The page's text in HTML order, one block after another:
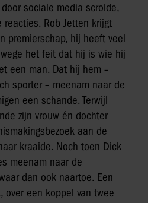
sociale media scrolde,
Rob Jetten krijgt
premierschap, hij heeft veel
het feit dat hij is wie hij
een man. Dat hij hem –
sporter – meenam naar de
een schande. Terwijl
zijn vrouw én dochter
aan de
kraaide. Noch toen Dick
meenam naar de
dan ook naartoe. Een
over een koppel van twee